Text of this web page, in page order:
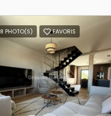
8 PHOTO(S) FAVORIS